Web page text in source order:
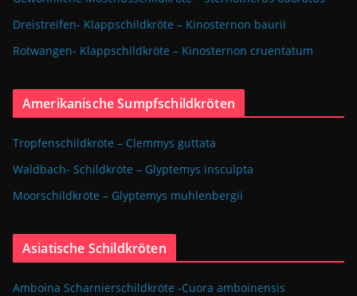
Dreistreifen- Klappschildkröte – Kinosternon baurii
Rotwangen- Klappschildkröte – Kinosternon cruentatum
Amerikanische Sumpfschildkröten
Tropfenschildkröte – Clemmys guttata
Waldbach- Schildkröte – Glyptemys insculpta
Moorschildkröte – Glyptemys muhlenbergii
Asiatische Schildkröten
Amboina Scharnierschildkröte -Cuora amboinensis